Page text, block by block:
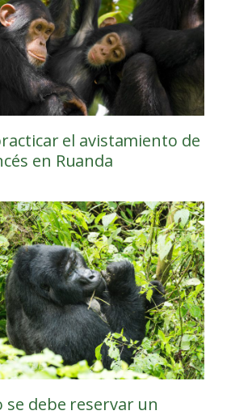
el avistamiento de
en Ruanda
se debe reservar un